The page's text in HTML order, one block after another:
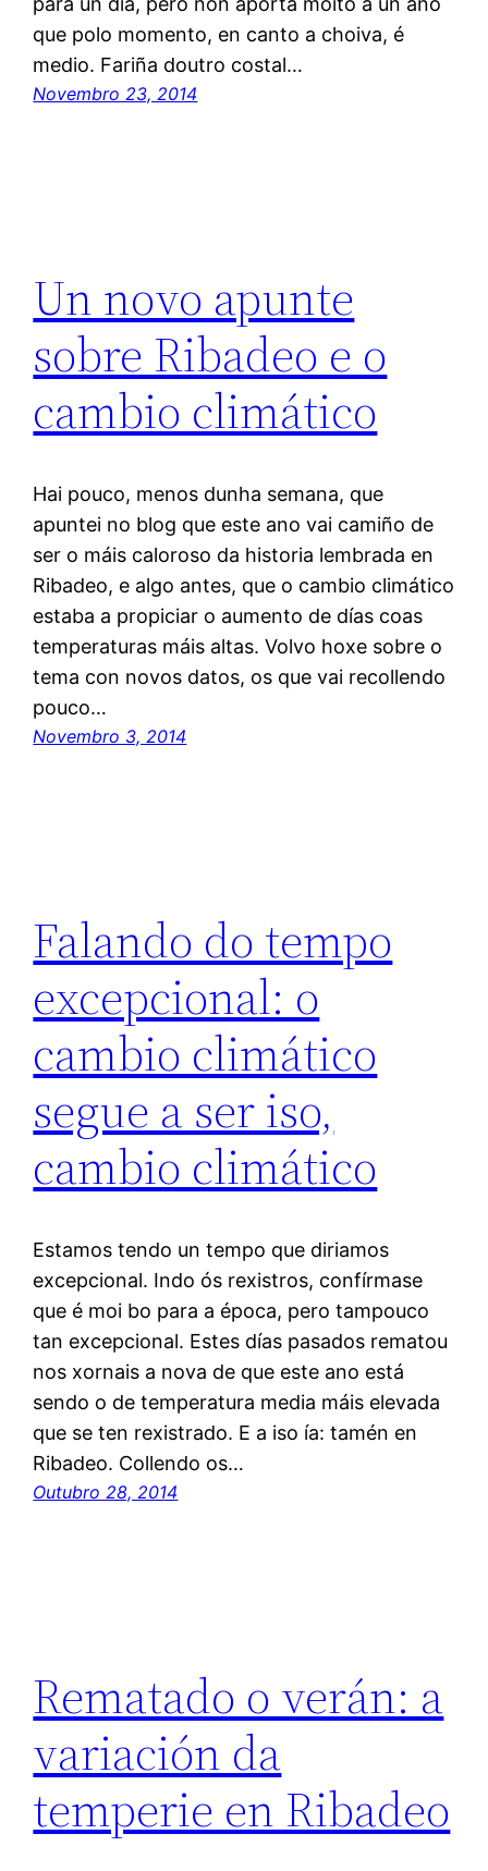
que polo momento, en canto a choiva, é
medio. Fariña doutro costal…
Novembro 23, 2014
Un novo apunte
sobre Ribadeo e o
cambio climático
Hai pouco, menos dunha semana, que
apuntei no blog que este ano vai camiño de
ser o máis caloroso da historia lembrada en
Ribadeo, e algo antes, que o cambio climático
estaba a propiciar o aumento de días coas
temperaturas máis altas. Volvo hoxe sobre o
tema con novos datos, os que vai recollendo
pouco…
Novembro 3, 2014
Falando do tempo
excepcional: o
cambio climático
segue a ser iso,
cambio climático
Estamos tendo un tempo que diriamos
excepcional. Indo ós rexistros, confírmase
que é moi bo para a época, pero tampouco
tan excepcional. Estes días pasados rematou
nos xornais a nova de que este ano está
sendo o de temperatura media máis elevada
que se ten rexistrado. E a iso ía: tamén en
Ribadeo. Collendo os…
Outubro 28, 2014
Rematado o verán: a
variación da
temperie en Ribadeo